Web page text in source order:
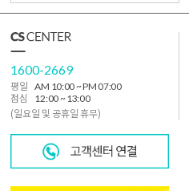
1600-2669
평일
AM 10:00 ~ PM 07:00
점심
12:00 ~ 13:00
(일요일 및 공휴일 휴무)